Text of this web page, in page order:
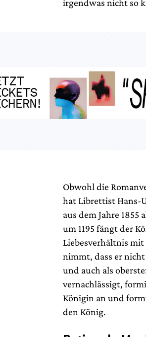
irgendwas nicht so
Obwohl die
hat Librettist Hans-
aus dem Jahre
um 1195 fängt der
Liebesverhältnis mit
nimmt, dass er nicht
und auch als
vernachlässigt,
Königin an und
den König.